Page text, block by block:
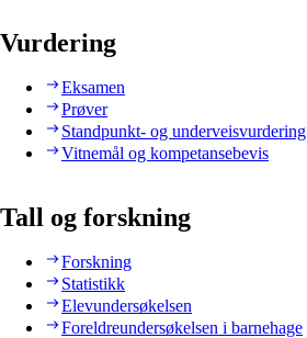
Vurdering
Eksamen
Prøver
Standpunkt- og underveisvurdering
Vitnemål og kompetansebevis
Tall og forskning
Forskning
Statistikk
Elevundersøkelsen
Foreldreundersøkelsen i barnehage